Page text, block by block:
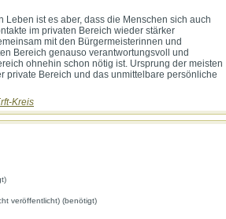
Leben ist es aber, dass die Menschen sich auch
im privaten Bereich wieder stärker
mit den Bürgermeisterinnen und
Bereich genauso verantwortungsvoll und
ohnehin schon nötig ist. Ursprung der meisten
private Bereich und das unmittelbare persönliche
Kreis
veröffentlicht) (benötigt)